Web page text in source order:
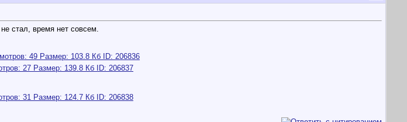
стал, время нет совсем.